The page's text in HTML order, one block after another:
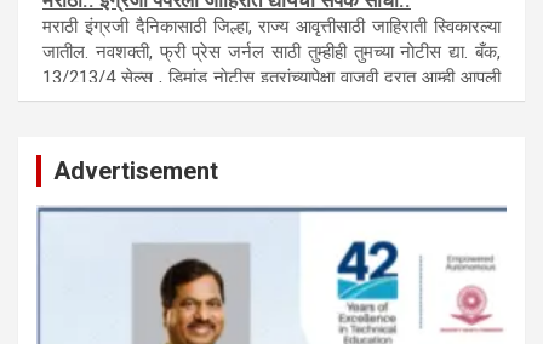
मराठी.. इंग्रजी पेपरला जाहिरात द्यायची संपर्क साधा..
मराठी इंग्रजी दैनिकासाठी जिल्हा, राज्य आवृत्तीसाठी जाहिराती स्विकारल्या
जातील. नवशक्ती, फ्री प्रेस जर्नल साठी तुम्हीही तुमच्या नाेटीस द्या. बँक,
13/213/4 सेल्स , डिमांड नाेटीस इतरांच्यापेक्षा वाजवी दरात आम्ही आपली
नवशक्ती- फ्री प्रेस जर्नल, मराठी इंग्लीश पेपरला जाहिरात द्या.
लिलावातील प्राँपर्टी हवीय... काँल करा.
बँकेच्या ताब्यात असणाऱ्या विविध प्राँपर्टी हव्या असल्यास आजच संपर्क
साधा.. सांगली, काेल्हापूर, सातारा, सांगली जिल्ह्यासह राज्यातील अनेक
विभागातील प्राँपर्टी , जागा, इमारत, शेत जमिन मिळतील. -
Advertisement